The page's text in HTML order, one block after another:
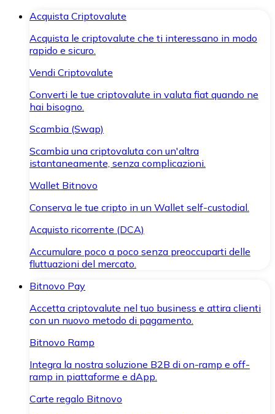
Acquista Criptovalute
Acquista le criptovalute che ti interessano in modo
rapido e sicuro.
Vendi Criptovalute
Converti le tue criptovalute in valuta fiat quando ne
hai bisogno.
Scambia (Swap)
Scambia una criptovaluta con un'altra
istantaneamente, senza complicazioni.
Wallet Bitnovo
Conserva le tue cripto in un Wallet self-custodial.
Acquisto ricorrente (DCA)
Accumulare poco a poco senza preoccuparti delle
fluttuazioni del mercato.
Bitnovo Pay
Accetta criptovalute nel tuo business e attira clienti
con un nuovo metodo di pagamento.
Bitnovo Ramp
Integra la nostra soluzione B2B di on-ramp e off-
ramp in piattaforme e dApp.
Carte regalo Bitnovo